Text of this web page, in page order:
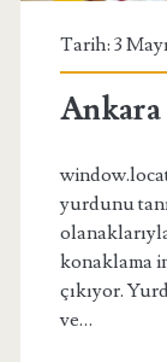
Tarih: 3
Ankara
yurdunu
konaklama
çıkıyor.
ve…